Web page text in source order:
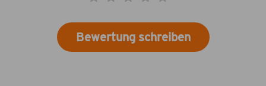
Bewertung schreiben